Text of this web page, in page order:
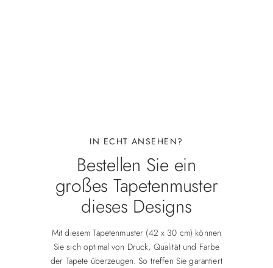
IN ECHT ANSEHEN?
Bestellen Sie ein
großes Tapetenmuster
dieses Designs
Mit diesem Tapetenmuster (42 x 30 cm) können
Sie sich optimal von Druck, Qualität und Farbe
der Tapete überzeugen. So treffen Sie garantiert